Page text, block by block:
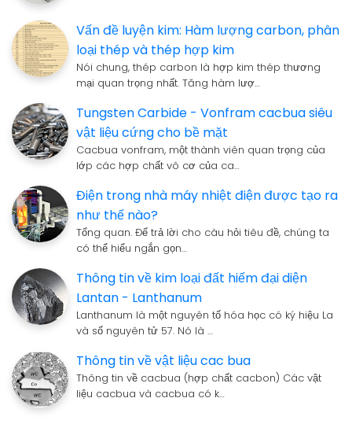
Vấn đề luyện kim: Hàm lượng carbon, phân
loại thép và thép hợp kim
Nói chung, thép carbon là hợp kim thép thương
mại quan trọng nhất. Tăng hàm lượ…
Tungsten Carbide - Vonfram cacbua siêu
vật liệu cứng cho bề mặt
Cacbua vonfram, một thành viên quan trọng của
lớp các hợp chất vô cơ của ca…
Điện trong nhà máy nhiệt điện được tạo ra
như thế nào?
Tổng quan. Để trả lời cho câu hỏi tiêu đề, chúng ta
có thể hiểu ngắn gọn…
Thông tin về kim loại đất hiếm đại diện
Lantan - Lanthanum
Lanthanum là một nguyên tố hóa học có ký hiệu La
và số nguyên tử 57. Nó là …
Thông tin về vật liệu cac bua
Thông tin về cacbua (hợp chất cacbon) Các vật
liệu cacbua và cacbua có k…